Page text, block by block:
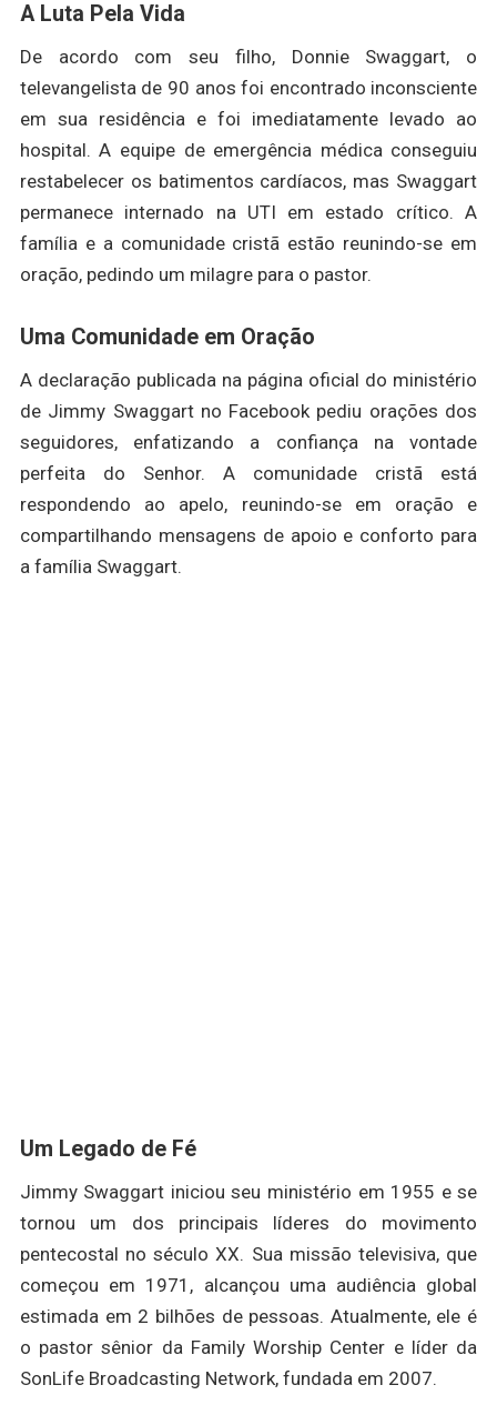
A Luta Pela Vida
De acordo com seu filho, Donnie Swaggart, o
televangelista de 90 anos foi encontrado inconsciente
em sua residência e foi imediatamente levado ao
hospital. A equipe de emergência médica conseguiu
restabelecer os batimentos cardíacos, mas Swaggart
permanece internado na UTI em estado crítico. A
família e a comunidade cristã estão reunindo-se em
oração, pedindo um milagre para o pastor.
Uma Comunidade em Oração
A declaração publicada na página oficial do ministério
de Jimmy Swaggart no Facebook pediu orações dos
seguidores, enfatizando a confiança na vontade
perfeita do Senhor. A comunidade cristã está
respondendo ao apelo, reunindo-se em oração e
compartilhando mensagens de apoio e conforto para
a família Swaggart.
Um Legado de Fé
Jimmy Swaggart iniciou seu ministério em 1955 e se
tornou um dos principais líderes do movimento
pentecostal no século XX. Sua missão televisiva, que
começou em 1971, alcançou uma audiência global
estimada em 2 bilhões de pessoas. Atualmente, ele é
o pastor sênior da Family Worship Center e líder da
SonLife Broadcasting Network, fundada em 2007.